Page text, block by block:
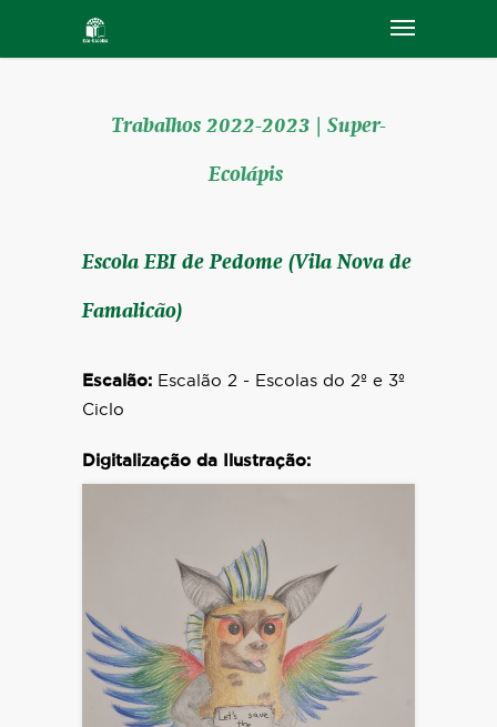
Trabalhos 2022-2023 | Super-
Ecolápis
Escola EBI de Pedome (Vila Nova de
Famalicão)
Escalão: Escalão 2 - Escolas do 2º e 3º
Ciclo
Digitalização da Ilustração: